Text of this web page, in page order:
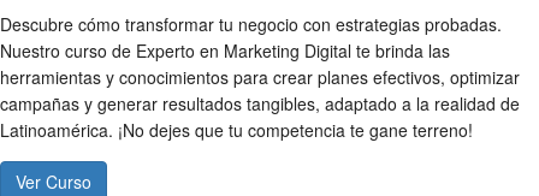
Descubre cómo transformar tu negocio con estrategias probadas.
Nuestro curso de Experto en Marketing Digital te brinda las
herramientas y conocimientos para crear planes efectivos, optimizar
campañas y generar resultados tangibles, adaptado a la realidad de
Latinoamérica. ¡No dejes que tu competencia te gane terreno!
Ver Curso